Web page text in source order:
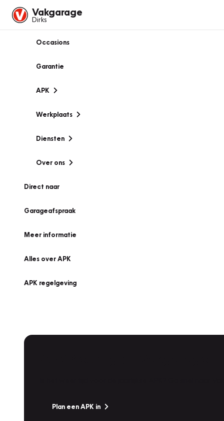
Vakgarage
Dirks
Occasions
Garantie
APK
Werkplaats
Diensten
Over ons
Direct naar
Garageafspraak
Meer informatie
Alles over APK
APK regelgeving
Plan een APK in